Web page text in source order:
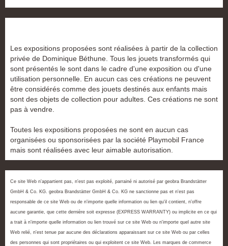
Les expositions proposées sont réalisées à partir de la collection
privée de Dominique Béthune. Tous les jouets transformés qui
sont présentés le sont dans le cadre d'une exposition ou d'une
utilisation personnelle. En aucun cas ces créations ne peuvent
être considérés comme des jouets destinés aux enfants mais
sont des objets de collection pour adultes. Ces créations ne sont
pas à vendre.
Toutes les expositions proposées ne sont en aucun cas
organisées ou sponsorisées par la société Playmobil France
mais sont réalisées avec leur aimable autorisation.
Ce site Web n'appartient pas, n'est pas exploité, parrainé ni autorisé par geobra Brandstätter
GmbH & Co. KG. geobra Brandstätter GmbH & Co. KG ne sanctionne pas et n'est pas
responsable de ce site Web ou de n'importe quelle information ou lien qu'il contient, n'offre
aucune garantie, que cette dernière soit expresse (EXPRESS WARRANTY) ou implicite en ce qui
a trait à n'importe quelle information ou lien trouvé sur ce site Web ou n'importe quel autre site
Web relié, n'est tenue par aucune des déclarations apparaissant sur ce site Web ou par celles
des personnes qui sont propriétaires ou qui exploitent ce site Web. Les marques de commerce